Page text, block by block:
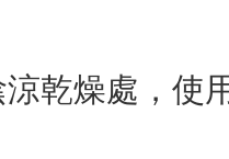
乾燥處，使